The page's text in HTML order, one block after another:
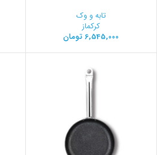
تابه و وک
کرکماز
6,545,000 تومان